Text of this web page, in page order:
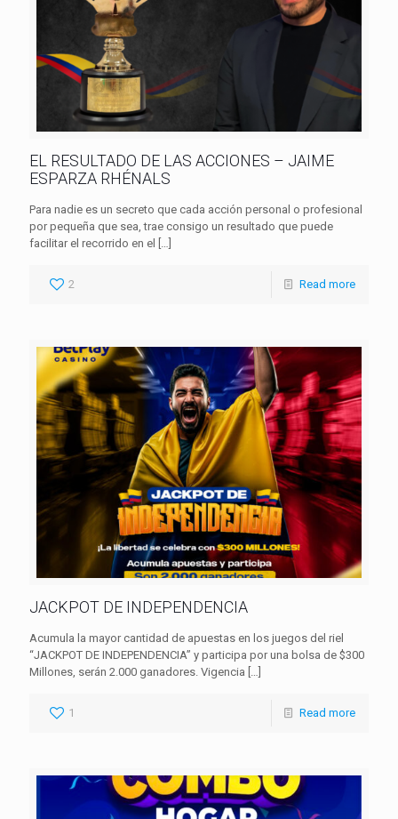
EL RESULTADO DE LAS ACCIONES – JAIME
ESPARZA RHÉNALS
Para nadie es un secreto que cada acción personal o profesional
por pequeña que sea, trae consigo un resultado que puede
facilitar el recorrido en el
[…]
2 Read more
JACKPOT DE INDEPENDENCIA
Acumula la mayor cantidad de apuestas en los juegos del riel
“JACKPOT DE INDEPENDENCIA” y participa por una bolsa de $300
Millones, serán 2.000 ganadores. Vigencia […]
1 Read more